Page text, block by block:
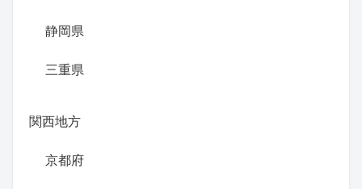
静岡県
三重県
関西地方
京都府